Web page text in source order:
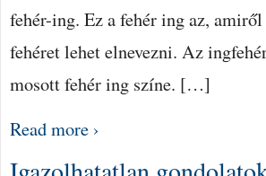
fehér-ing. Ez a fehér ing az,
fehéret lehet elnevezni. Az
mosott fehér ing színe. […]
Read more ›